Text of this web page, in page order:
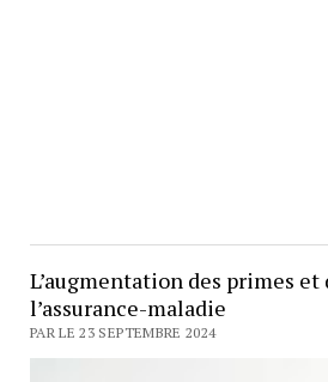
L’augmentation des primes
l’assurance-maladie
PAR LE 23 SEPTEMBRE 2024